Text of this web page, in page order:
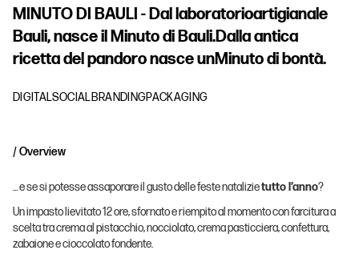
MINUTODI BAULI -Dallaboratorioartigianale
Bauli,nasceilMinutodiBauli.Dallaantica
ricettadelpandoronasceunMinutodibontà.
DIGITALSOCIALBRANDINGPACKAGING
/ Overview
… e se si potesse assaporare il gusto delle feste natalizietutto l’anno?
Un impasto lievitato 12 ore, sfornato e riempito al momento con farcitura a
scelta tra crema al pistacchio, nocciolato, crema pasticciera, confettura,
zabaione e cioccolato fondente.